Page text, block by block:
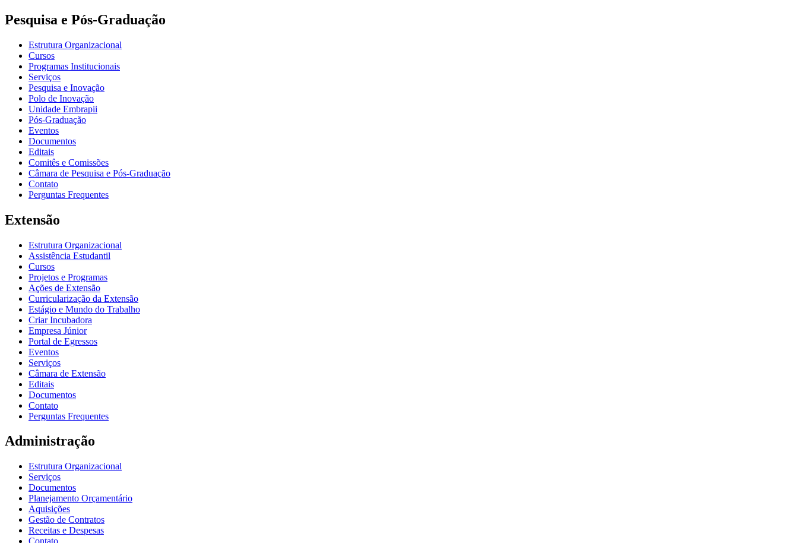
Pesquisa e Pós-Graduação
Estrutura Organizacional
Cursos
Programas Institucionais
Serviços
Pesquisa e Inovação
Polo de Inovação
Unidade Embrapii
Pós-Graduação
Eventos
Documentos
Editais
Comitês e Comissões
Câmara de Pesquisa e Pós-Graduação
Contato
Perguntas Frequentes
Extensão
Estrutura Organizacional
Assistência Estudantil
Cursos
Projetos e Programas
Ações de Extensão
Curricularização da Extensão
Estágio e Mundo do Trabalho
Criar Incubadora
Empresa Júnior
Portal de Egressos
Eventos
Serviços
Câmara de Extensão
Editais
Documentos
Contato
Perguntas Frequentes
Administração
Estrutura Organizacional
Serviços
Documentos
Planejamento Orçamentário
Aquisições
Gestão de Contratos
Receitas e Despesas